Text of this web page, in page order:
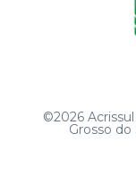
©2026
Grosso do